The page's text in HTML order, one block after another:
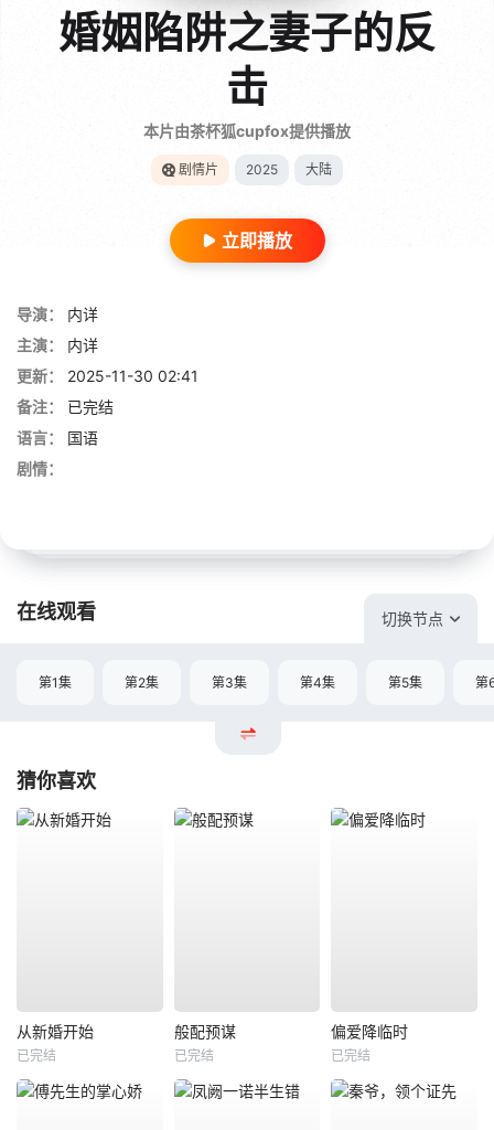
婚姻陷阱之妻子的反
击
本片由茶杯狐cupfox提供播放
剧情片 2025 大陆
立即播放
导演：
内详
主演：
内详
更新：
2025-11-30 02:41
备注：
已完结
语言：
国语
剧情：
在线观看 切换节点
第1集 第2集 第3集 第4集 第5集 第
猜你喜欢
从新婚开始
已完结
般配预谋
已完结
偏爱降临时
已完结